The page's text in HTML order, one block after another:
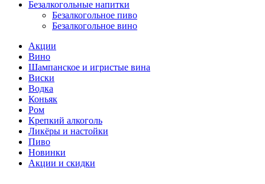
Безалкогольные напитки
Безалкогольное пиво
Безалкогольное вино
Акции
Вино
Шампанское и игристые вина
Виски
Водка
Коньяк
Ром
Крепкий алкоголь
Ликёры и настойки
Пиво
Новинки
Акции и скидки